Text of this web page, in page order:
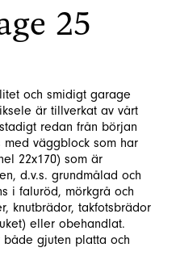
25
och smidigt garage
är tillverkat av vårt
redan från början
väggblock som har
22x170) som är
d.v.s. grundmålad och
i faluröd, mörkgrå och
knutbrädor, takfotsbrädor
eller obehandlat.
både gjuten platta och